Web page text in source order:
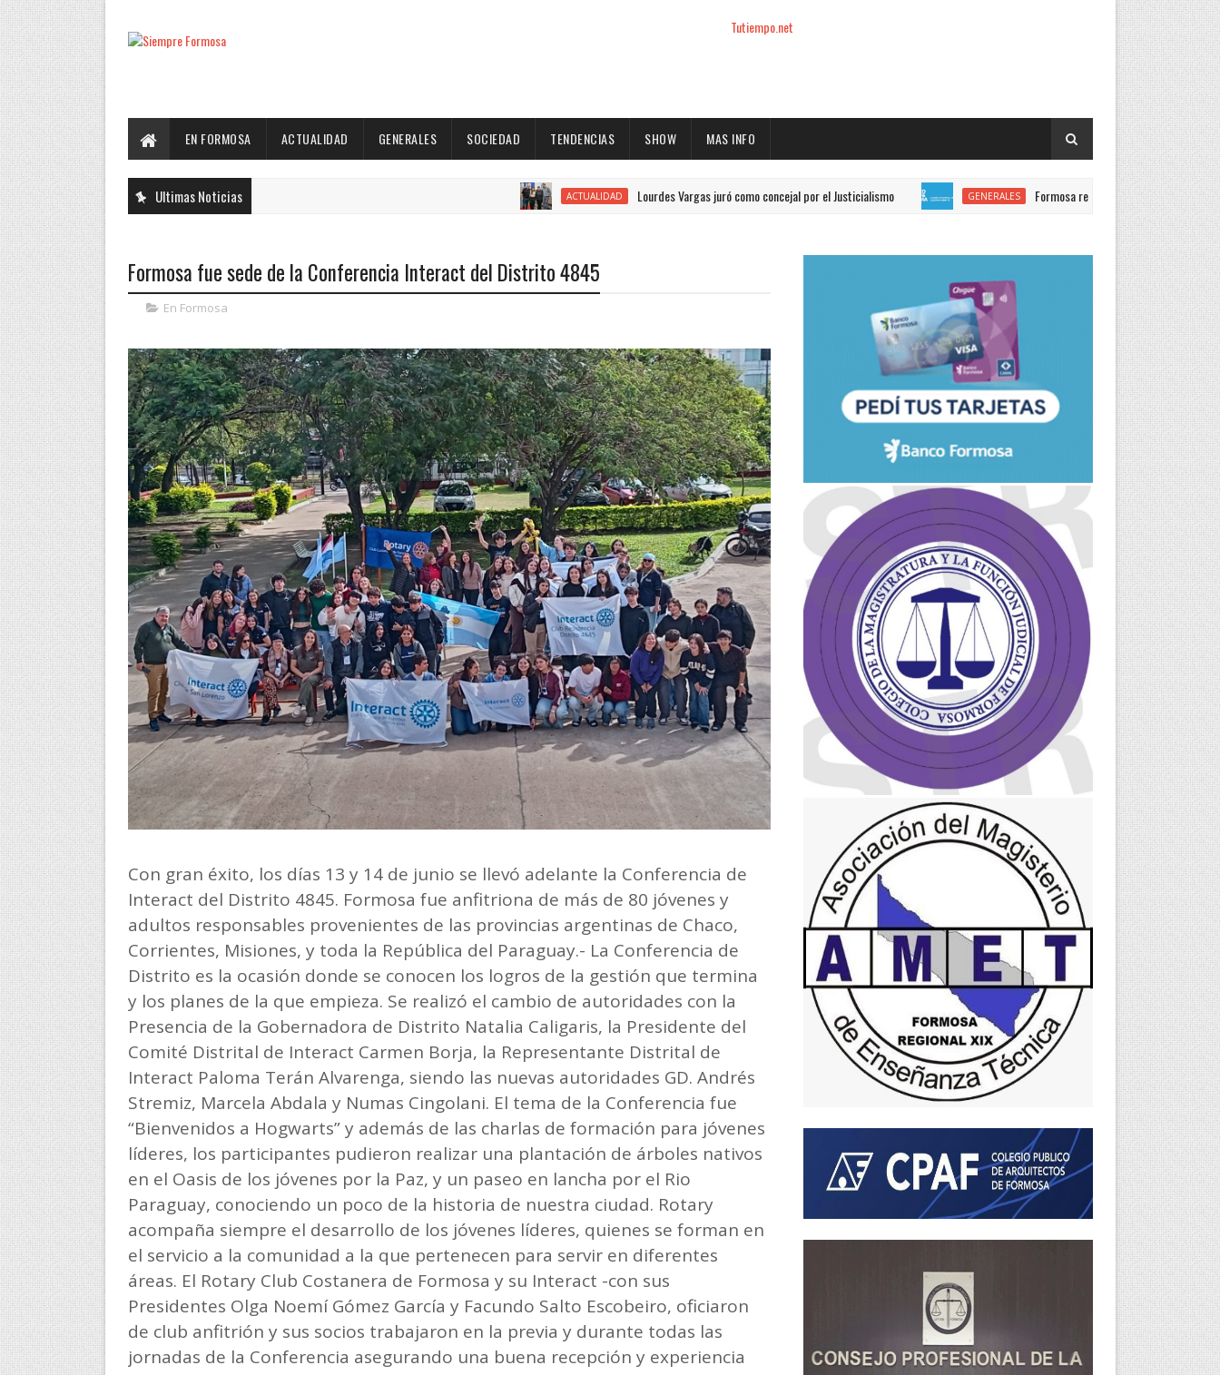
Tutiempo.net
EN FORMOSA ACTUALIDAD GENERALES SOCIEDAD TENDENCIAS SHOW MAS INFO
Ultimas Noticias ACTUALIDAD Lourdes Vargas juró como concejal por el Justicialismo GENERALES Formosa reafirmó su defensa del marco normativo
Formosa fue sede de la Conferencia Interact del Distrito 4845
En Formosa
Con gran éxito, los días 13 y 14 de junio se llevó adelante la Conferencia de
Interact del Distrito 4845. Formosa fue anfitriona de más de 80 jóvenes y
adultos responsables provenientes de las provincias argentinas de Chaco,
Corrientes, Misiones, y toda la República del Paraguay.- La Conferencia de
Distrito es la ocasión donde se conocen los logros de la gestión que termina
y los planes de la que empieza. Se realizó el cambio de autoridades con la
Presencia de la Gobernadora de Distrito Natalia Caligaris, la Presidente del
Comité Distrital de Interact Carmen Borja, la Representante Distrital de
Interact Paloma Terán Alvarenga, siendo las nuevas autoridades GD. Andrés
Stremiz, Marcela Abdala y Numas Cingolani. El tema de la Conferencia fue
“Bienvenidos a Hogwarts” y además de las charlas de formación para jóvenes
líderes, los participantes pudieron realizar una plantación de árboles nativos
en el Oasis de los jóvenes por la Paz, y un paseo en lancha por el Rio
Paraguay, conociendo un poco de la historia de nuestra ciudad. Rotary
acompaña siempre el desarrollo de los jóvenes líderes, quienes se forman en
el servicio a la comunidad a la que pertenecen para servir en diferentes
áreas. El Rotary Club Costanera de Formosa y su Interact -con sus
Presidentes Olga Noemí Gómez García y Facundo Salto Escobeiro, oficiaron
de club anfitrión y sus socios trabajaron en la previa y durante todas las
jornadas de la Conferencia asegurando una buena recepción y experiencia